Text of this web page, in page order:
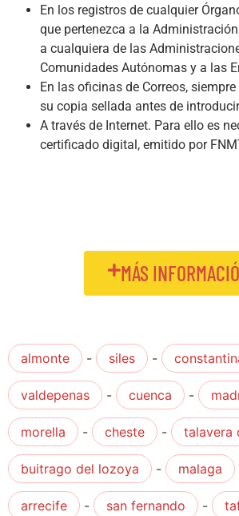
En los registros de cualquier
que pertenezca a la
a cualquiera de las
Comunidades Autónomas y a las
En las oficinas de Correos,
su copia sellada antes de
A través de Internet. Para ello es
certificado digital, emitido por
MÁS
almonte - siles -
valdepenas - cuenca -
morella - cheste - talavera
buitrago del lozoya - malaga
arrecife - san fernando -